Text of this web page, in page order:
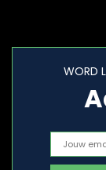
WORD